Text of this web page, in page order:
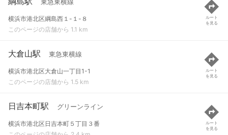
東急東横線
横浜市港北区綱島西１-１-８
このページの店舗から 1.1 km
ルート
を見る
大倉山駅 東急東横線
横浜市港北区大倉山一丁目1-1
このページの店舗から 1.5 km
ルート
を見る
日吉本町駅 グリーンライン
横浜市港北区日吉本町５丁目３番
ルート
を見る